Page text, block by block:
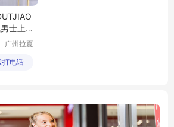
士上
广州拉夏
商行
打电话